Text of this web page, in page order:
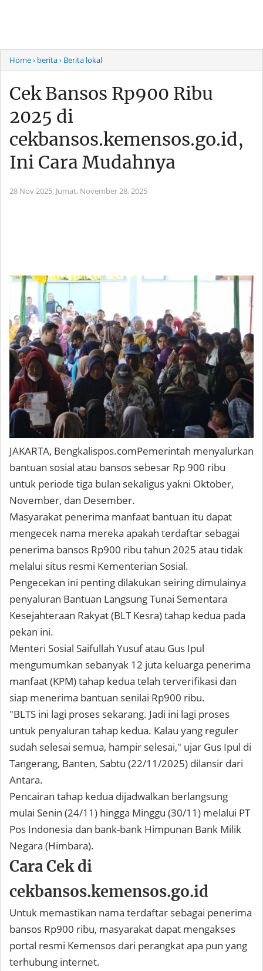
Home› berita› Berita lokal
Cek Bansos Rp900 Ribu
2025 di
cekbansos.kemensos.go.id,
Ini Cara Mudahnya
28 Nov 2025, Jumat, November 28, 2025
JAKARTA, Bengkalispos.comPemerintah menyalurkan
bantuan sosial atau bansos sebesar Rp 900 ribu
untuk periode tiga bulan sekaligus yakni Oktober,
November, dan Desember.
Masyarakat penerima manfaat bantuan itu dapat
mengecek nama mereka apakah terdaftar sebagai
penerima bansos Rp900 ribu tahun 2025 atau tidak
melalui situs resmi Kementerian Sosial.
Pengecekan ini penting dilakukan seiring dimulainya
penyaluran Bantuan Langsung Tunai Sementara
Kesejahteraan Rakyat (BLT Kesra) tahap kedua pada
pekan ini.
Menteri Sosial Saifullah Yusuf atau Gus Ipul
mengumumkan sebanyak 12 juta keluarga penerima
manfaat (KPM) tahap kedua telah terverifikasi dan
siap menerima bantuan senilai Rp900 ribu.
"BLTS ini lagi proses sekarang. Jadi ini lagi proses
untuk penyaluran tahap kedua. Kalau yang reguler
sudah selesai semua, hampir selesai," ujar Gus Ipul di
Tangerang, Banten, Sabtu (22/11/2025) dilansir dari
Antara.
Pencairan tahap kedua dijadwalkan berlangsung
mulai Senin (24/11) hingga Minggu (30/11) melalui PT
Pos Indonesia dan bank-bank Himpunan Bank Milik
Negara (Himbara).
Cara Cek di
cekbansos.kemensos.go.id
Untuk memastikan nama terdaftar sebagai penerima
bansos Rp900 ribu, masyarakat dapat mengakses
portal resmi Kemensos dari perangkat apa pun yang
terhubung internet.